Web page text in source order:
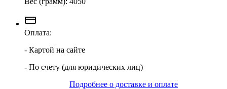
Оплата:
- Картой на сайте
- По счету (для юридических лиц)
Подробнее о доставке и оплате